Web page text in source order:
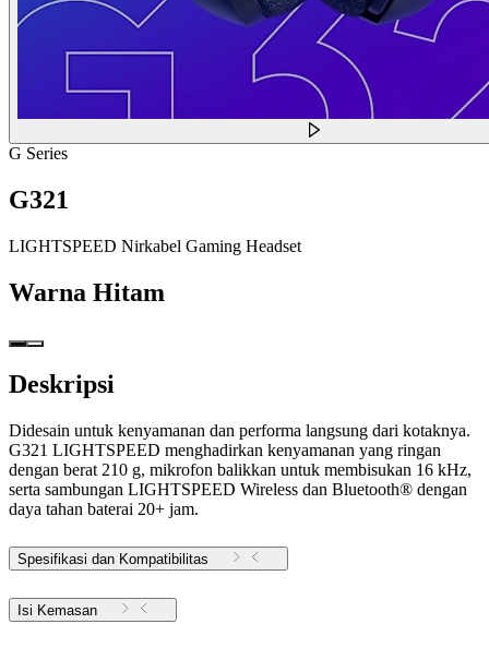
G Series
G321
LIGHTSPEED Nirkabel Gaming Headset
Warna Hitam
Deskripsi
Didesain untuk kenyamanan dan performa langsung dari kotaknya.
G321 LIGHTSPEED menghadirkan kenyamanan yang ringan
dengan berat 210 g, mikrofon balikkan untuk membisukan 16 kHz,
serta sambungan LIGHTSPEED Wireless dan Bluetooth® dengan
daya tahan baterai 20+ jam.
Spesifikasi dan Kompatibilitas
Isi Kemasan